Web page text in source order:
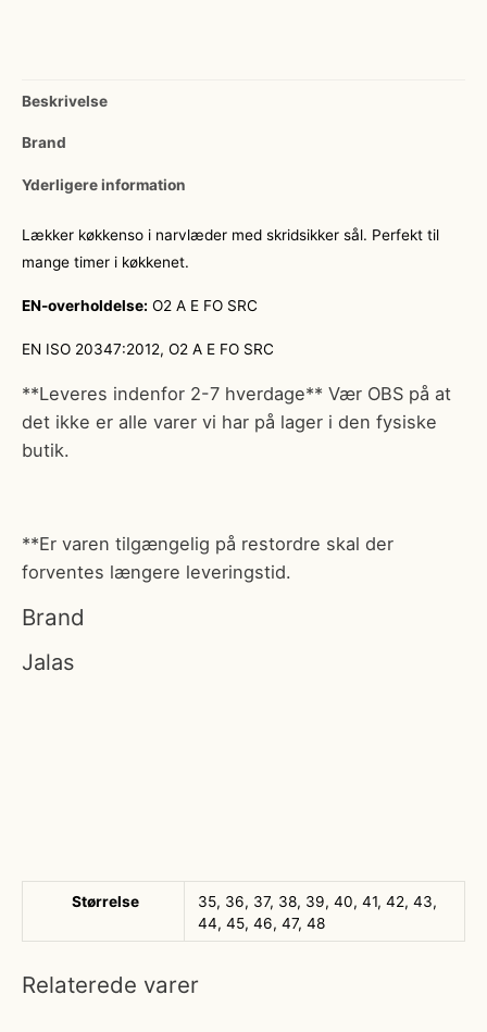
Beskrivelse
Brand
Yderligere information
Lækker køkkenso i narvlæder med skridsikker sål. Perfekt til
mange timer i køkkenet.
EN-overholdelse: O2 A E FO SRC
EN ISO 20347:2012, O2 A E FO SRC
**Leveres indenfor 2-7 hverdage** Vær OBS på at
det ikke er alle varer vi har på lager i den fysiske
butik.
**Er varen tilgængelig på restordre skal der
forventes længere leveringstid.
Brand
Jalas
Størrelse
35, 36, 37, 38, 39, 40, 41, 42, 43,
44, 45, 46, 47, 48
Relaterede varer